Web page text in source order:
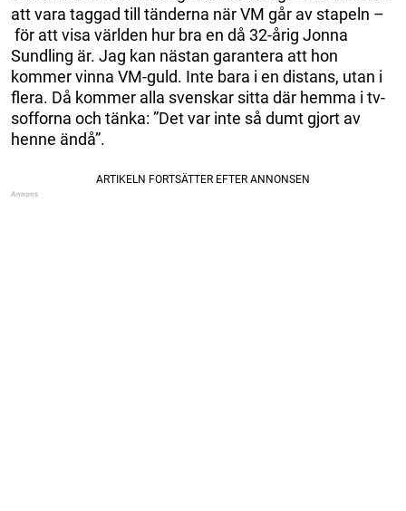
att vara taggad till tänderna när VM går av stapeln –
för att visa världen hur bra en då 32-årig Jonna
Sundling är. Jag kan nästan garantera att hon
kommer vinna VM-guld. Inte bara i en distans, utan i
flera. Då kommer alla svenskar sitta där hemma i tv-
sofforna och tänka: ”Det var inte så dumt gjort av
henne ändå”.